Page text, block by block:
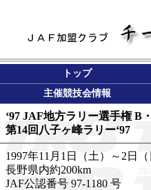
トップ
主催競技会情報
‘97 JAF地方ラリー選手権 B
第14回八子ヶ峰ラリー‘97
1997年11月1日（土）～2日（
長野県内約200km
JAF公認番号 97-1180 号